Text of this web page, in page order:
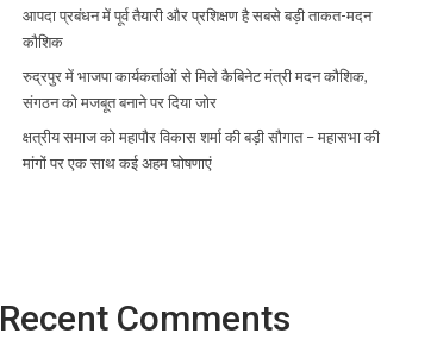
आपदा प्रबंधन में पूर्व तैयारी और प्रशिक्षण है सबसे बड़ी ताकत-मदन
कौशिक
रुद्रपुर में भाजपा कार्यकर्ताओं से मिले कैबिनेट मंत्री मदन कौशिक,
संगठन को मजबूत बनाने पर दिया जोर
क्षत्रीय समाज को महापौर विकास शर्मा की बड़ी सौगात – महासभा की
मांगों पर एक साथ कई अहम घोषणाएं
Recent Comments